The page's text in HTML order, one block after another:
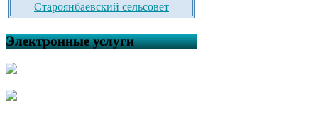
Староянбаевский сельсовет
Электронные услуги